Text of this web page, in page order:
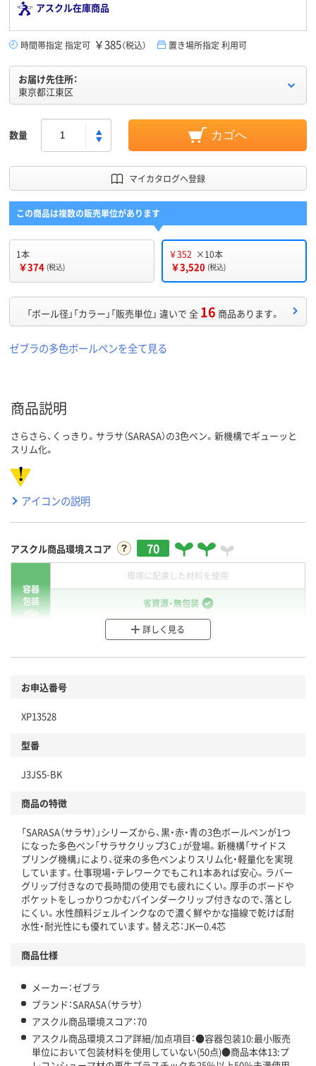
アスクル在庫商品
時間帯指定 指定可 ￥385（税込） 置き場所指定 利用可
お届け先住所：
東京都江東区
数量 カゴへ
マイカタログへ登録
この商品は複数の販売単位があります
1本
￥374 (税込)
￥352 ×10本
￥3,520 (税込)
「ボール径」「カラー」「販売単位」 違いで 全 16 商品あります。
ゼブラの多色ボールペンを全て見る
商品説明
さらさら、くっきり。サラサ（SARASA）の3色ペン。新機構でギューッと
スリム化。
アイコンの説明
アスクル商品環境スコア 70
容器
包装
環境に配慮した材料を使用
省資源・無包装
分別・リサイクルしやすい設計
商品
本体
仕組
この商品の環境配慮ポイントです。下記商品詳細「
アスクル商品環境スコア詳細／加点項目
」で確認できます。
詳しく見る
お申込番号
XP13528
型番
J3JS5-BK
商品の特徴
「SARASA（サラサ）」シリーズから、黒・赤・青の3色ボールペンが1つ
になった多色ペン「サラサクリップ3Ｃ」が登場。新機構「サイドス
プリング機構」により、従来の多色ペンよりスリム化・軽量化を実現
しています。仕事現場・テレワークでもこれ1本あれば安心。ラバー
グリップ付きなので長時間の使用でも疲れにくい。厚手のボードや
ポケットをしっかりつかむバインダークリップ付きなので、落とし
にくい。水性顔料ジェルインクなので濃く鮮やかな描線で乾けば耐
水性・耐光性にも優れています。替え芯：JKー0.4芯
商品仕様
メーカー：ゼブラ
ブランド：SARASA（サラサ）
アスクル商品環境スコア：70
アスクル商品環境スコア詳細/加点項目：●容器包装10:最小販売
単位において包装材料を使用していない(50点)●商品本体13:プ